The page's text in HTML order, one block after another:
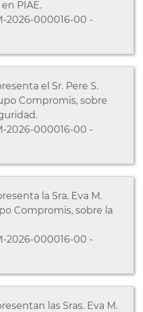
PIAE.
2026-000016-00 -
el Sr. Pere S.
Compromis, sobre
2026-000016-00 -
la Sra. Eva M.
Compromis, sobre la
2026-000016-00 -
las Sras. Eva M.